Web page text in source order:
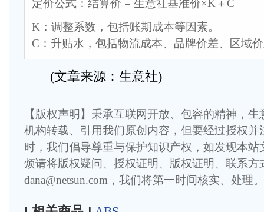
定价公式：结算价 = 生意社基准价×K＋C
K：调整系数，包括账期成本等因素。
C：升贴水，包括物流成本、品牌价差、区域
(文章来源：生意社)
【版权声明】秉承互联网开放、包容的精神，
机构转载、引用我们原创内容，但要经过授权并
时，我们倡导尊重与保护知识产权，如发现本
烦请将版权疑问、授权证明、版权证明、联系方
dana@netsun.com，我们将第一时间核实、处理。